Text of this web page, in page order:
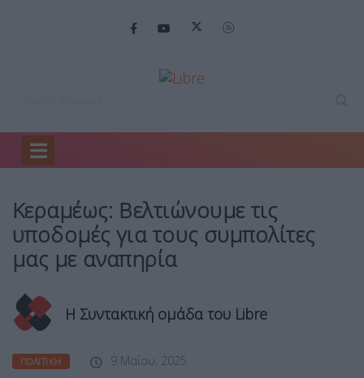
Home
Κεραμέως: Βελτιώνουμε τις
υποδομές για τους συμπολίτες
μας με αναπηρία
Η Συντακτική ομάδα του Libre
ΠΟΛΙΤΙΚΉ 9 Μαΐου, 2025